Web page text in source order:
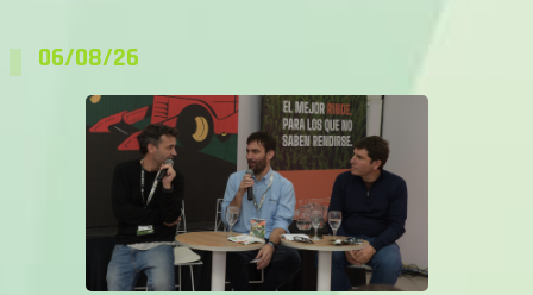
06/08/26